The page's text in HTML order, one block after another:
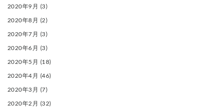
2020年9月 (3)
2020年8月 (2)
2020年7月 (3)
2020年6月 (3)
2020年5月 (18)
2020年4月 (46)
2020年3月 (7)
2020年2月 (32)